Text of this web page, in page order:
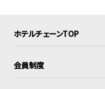
ホテルチェーンTOP
会員制度